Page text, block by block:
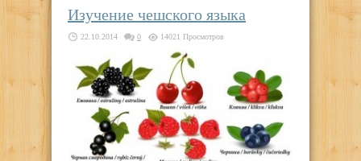
Изучение чешского языка
22.10.2014 0 14021 Просмотров